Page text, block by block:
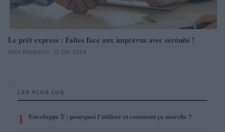
Le prêt express : Faîtes face aux imprévus avec sérénité !
Infos Rédaction · 12 Déc 2024
LES PLUS LUS
1 Enveloppe T : pourquoi l’utiliser et comment ça marche ?